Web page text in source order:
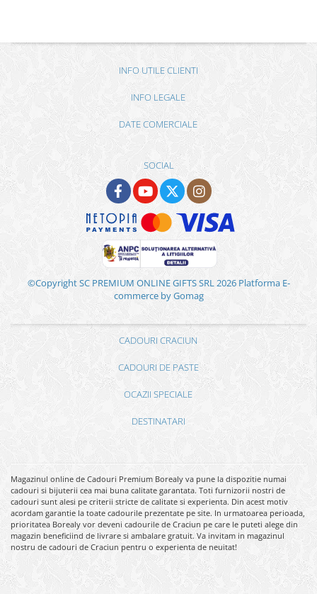
INFO UTILE CLIENTI
INFO LEGALE
DATE COMERCIALE
SOCIAL
©Copyright SC PREMIUM ONLINE GIFTS SRL 2026 Platforma E-
commerce by Gomag
CADOURI CRACIUN
CADOURI DE PASTE
OCAZII SPECIALE
DESTINATARI
Magazinul online de Cadouri Premium Borealy va pune la dispozitie numai
cadouri si bijuterii cea mai buna calitate garantata. Toti furnizorii nostri de
cadouri sunt alesi pe criterii stricte de calitate si experienta. Din acest motiv
acordam garantie la toate cadourile prezentate pe site. In urmatoarea perioada,
prioritatea Borealy vor deveni cadourile de Craciun pe care le puteti alege din
magazin beneficiind de livrare si ambalare gratuit. Va invitam in magazinul
nostru de cadouri de Craciun pentru o experienta de neuitat!